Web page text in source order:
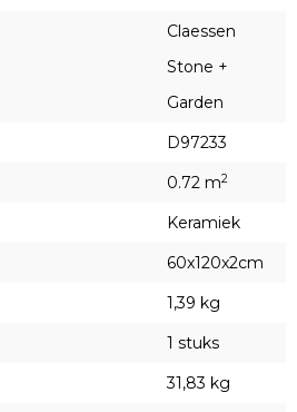
Claessen
Stone +
Garden
D97233
0.72 m2
Keramiek
60x120x2cm
1,39 kg
1 stuks
31,83 kg